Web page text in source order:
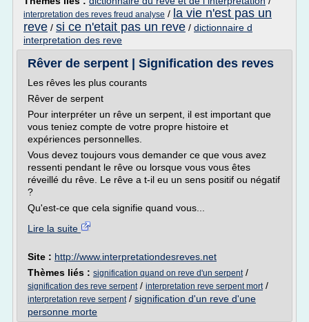
interpretation des reves freud analyse / la vie n'est pas un
reve / si ce n'etait pas un reve / dictionnaire d
interpretation des reve
Rêver de serpent | Signification des reves
Les rêves les plus courants
Rêver de serpent
Pour interpréter un rêve un serpent, il est important que
vous teniez compte de votre propre histoire et
expériences personnelles.
Vous devez toujours vous demander ce que vous avez
ressenti pendant le rêve ou lorsque vous vous êtes
réveillé du rêve. Le rêve a t-il eu un sens positif ou négatif
?
Qu'est-ce que cela signifie quand vous...
Lire la suite
Site : http://www.interpretationdesreves.net
Thèmes liés : signification quand on reve d'un serpent/
signification des reve serpent/ interpretation reve serpent mort/
interpretation reve serpent/ signification d'un reve d'une
personne morte